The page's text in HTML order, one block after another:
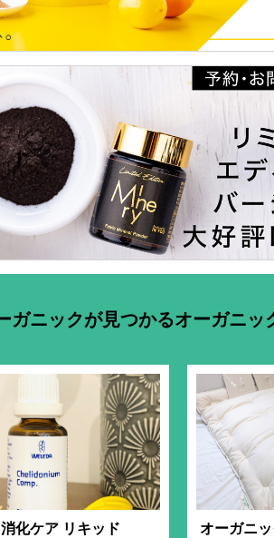
ガニックが見つかるオーガニッ
消化ケア リキッド
オーガニ